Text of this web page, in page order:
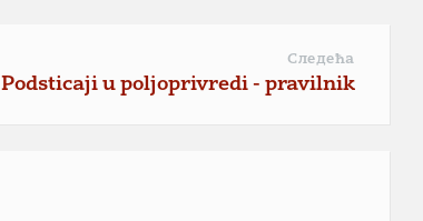
Следећа
Podsticaji u poljoprivredi - pravilnik